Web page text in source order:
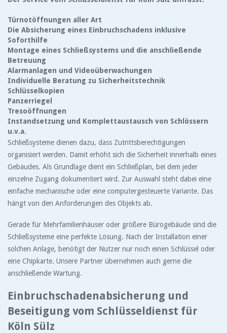
Türnotöffnungen aller Art
Die Absicherung eines Einbruchschadens inklusive
Soforthilfe
Montage eines Schließsystems und die anschließende
Betreuung
Alarmanlagen und Videoüberwachungen
Individuelle Beratung zu Sicherheitstechnik
Schlüsselkopien
Panzerriegel
Tresoöffnungen
Instandsetzung und Komplettaustausch von Schlössern
u.v.a.
Schließsysteme dienen dazu, dass Zutrittsberechtigungen
organisiert werden. Damit erhöht sich die Sicherheit innerhalb eines
Gebäudes. Als Grundlage dient ein Schließplan, bei dem jeder
einzelne Zugang dokumentiert wird. Zur Auswahl steht dabei eine
einfache mechanische oder eine computergesteuerte Variante. Das
hängt von den Anforderungen des Objekts ab.
Gerade für Mehrfamilienhäuser oder größere Bürogebäude sind die
Schließsysteme eine perfekte Lösung. Nach der Installation einer
solchen Anlage, benötigt der Nutzer nur noch einen Schlüssel oder
eine Chipkarte. Unsere Partner übernehmen auch gerne die
anschließende Wartung.
Einbruchschadenabsicherung und
Beseitigung vom Schlüsseldienst für
Köln Sülz